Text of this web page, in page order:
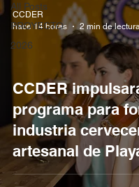
All Posts
PROYECTO
2026
CCDER
programa para
industria
artesanal de
Rosarito
CCDER
hace 14 horas
2 min de lectura